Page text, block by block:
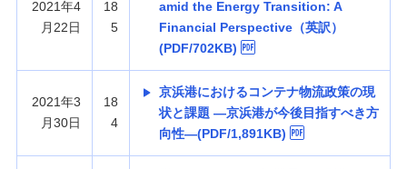
2021年4
月22日
18
5
amid the Energy Transition: A
Financial Perspective（英訳）
(PDF/702KB)
2021年3
月30日
18
4
京浜港におけるコンテナ物流政策の現
状と課題 —京浜港が今後目指すべき方
向性—(PDF/1,891KB)